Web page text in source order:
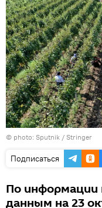
© photo: Sputnik / Stringer
Подписаться
По информации
данным на 23